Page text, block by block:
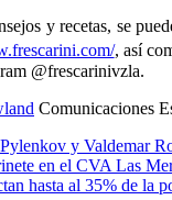
y recetas, se
, así
@frescarinivzla.
Comunicaciones
y Valdemar
en el CVA Las
hasta al 35% de la